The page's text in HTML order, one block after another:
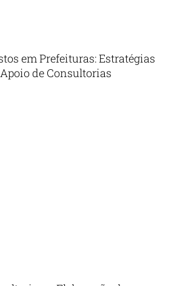
em Prefeituras: Estratégias
de Consultorias